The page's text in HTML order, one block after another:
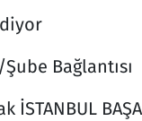
Bağlantısı
İSTANBUL